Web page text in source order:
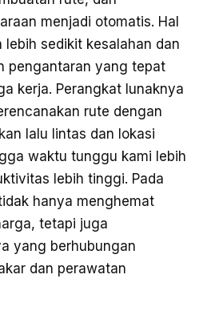
menjadi otomatis. Hal
lebih sedikit kesalahan dan
pengantaran yang tepat
kerja. Perangkat lunaknya
rute dengan
lalu lintas dan lokasi
waktu tunggu kami lebih
lebih tinggi. Pada
hanya menghemat
tetapi juga
yang berhubungan
dan perawatan